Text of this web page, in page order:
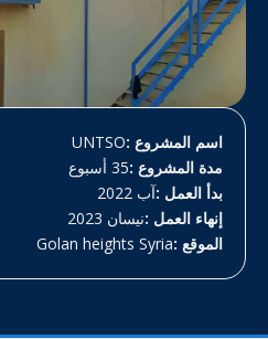
اسم المشروع : UNTSO
مدة المشروع : 35 أسبوع
بدأ العمل : آب 2022
إنهاء العمل : نيسان 2023
الموقع : Golan heights Syria